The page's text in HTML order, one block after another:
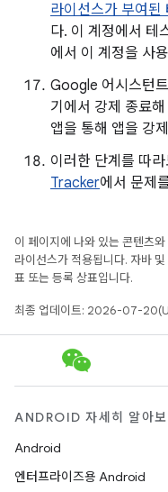
라이선스가 부여된
다. 이 계정에서 테
에서 이 계정을 사
Google 어시스턴
기에서 강제 종료
앱을 통해 앱을 강
이러한 단계를 따
Tracker에서 문제
이 페이지에 나와 있는 콘텐츠
라이선스가 적용됩니다. 자바
표 또는 등록 상표입니다.
최종 업데이트: 2026-07-
ANDROID 자세히 알아보
Android
엔터프라이즈용 Android